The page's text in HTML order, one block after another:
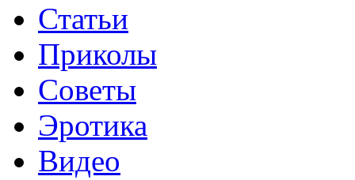
Статьи
Приколы
Советы
Эротика
Видео